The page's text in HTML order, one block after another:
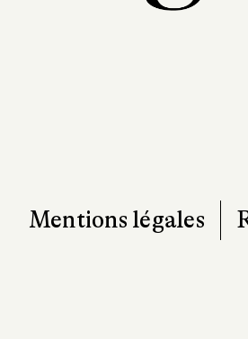
Mentions légales